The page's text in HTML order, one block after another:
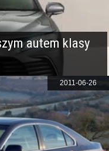
autem klasy
2011-06-26